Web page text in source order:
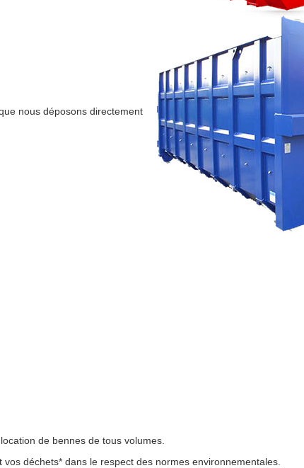
nous déposons directement
de bennes de tous volumes.
déchets* dans le respect des normes environnementales.